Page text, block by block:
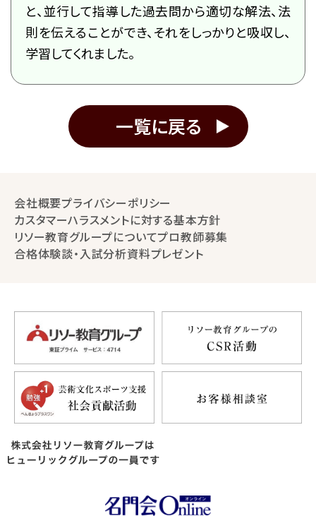
と、並行して指導した過去問から適切な解法、法
則を伝えることができ、それをしっかりと吸収し、
学習してくれました。
一覧に戻る
会社概要プライバシーポリシー
カスタマーハラスメントに対する基本方針
リソー教育グループについてプロ教師募集
合格体験談・入試分析資料プレゼント